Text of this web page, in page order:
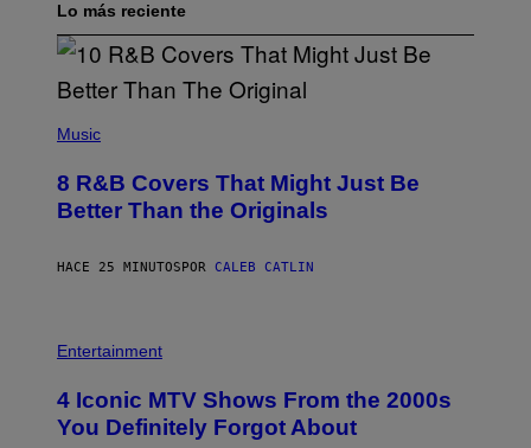
Lo más reciente
P
T
O
B
B
O
B
R
T
S
Music
8 R&B Covers That Might Just Be
Better Than the Originals
HACE 25 MINUTOS POR CALEB CATLIN
H
O
:
P
Entertainment
4 Iconic MTV Shows From the 2000s
You Definitely Forgot About